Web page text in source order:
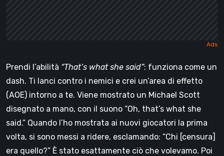
Prendi l’abilità “That’s what she said”: funziona come un
dash. Ti lanci contro i nemici e crei un’area di effetto
(AOE) intorno a te. Viene mostrato un Michael Scott
disegnato a mano, con il suono “Oh, that’s what she
said.” Quando l’ho mostrata ai nuovi giocatori la prima
volta, si sono messi a ridere, esclamando: “Chi [censura]
era quello?” È stato esattamente ciò che volevamo. Poi